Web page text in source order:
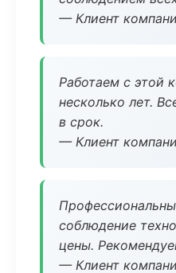
— Клиент
Работаем с этой
несколько лет.
в срок.
— Клиент
соблюдение
цены.
— Клиент